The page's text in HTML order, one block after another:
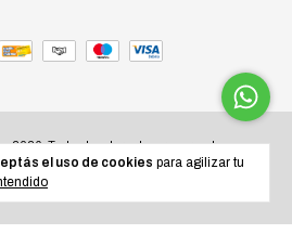
el uso de cookies para agilizar tu
2026. Todos los derechos reservados.